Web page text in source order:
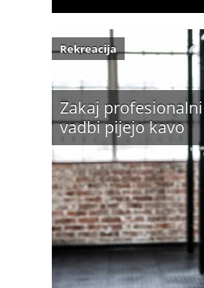
Zakaj
vadbi pijejo kavo
Rekreacija